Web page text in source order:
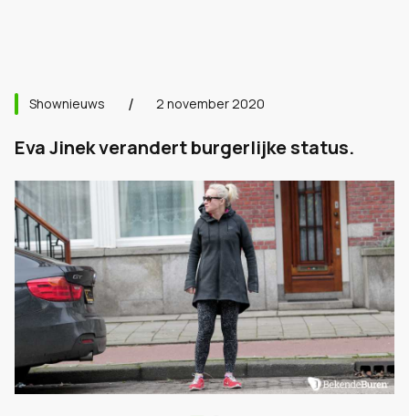
Shownieuws 2 november 2020
Eva Jinek verandert burgerlijke status.